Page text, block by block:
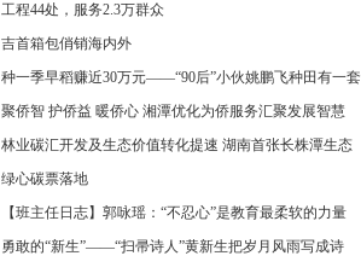
工程44处，服务2.3万群众
吉首箱包俏销海内外
种一季早稻赚近30万元——“90后”小伙姚鹏飞种田有一套
聚侨智 护侨益 暖侨心 湘潭优化为侨服务汇聚发展智慧
林业碳汇开发及生态价值转化提速 湖南首张长株潭生态
绿心碳票落地
【班主任日志】郭咏瑶：“不忍心”是教育最柔软的力量
勇敢的“新生”——“扫帚诗人”黄新生把岁月风雨写成诗